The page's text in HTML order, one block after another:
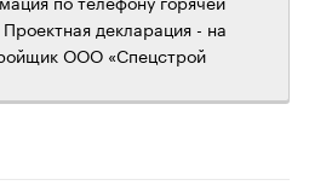
декларация - на
ООО «Спецстрой